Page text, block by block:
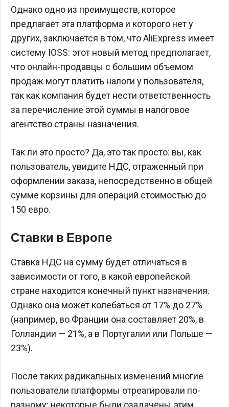
Однако одно из преимуществ, которое
предлагает эта платформа и которого нет у
других, заключается в том, что AliExpress имеет
систему IOSS: этот новый метод предполагает,
что онлайн-продавцы с большим объемом
продаж могут платить налоги у пользователя,
так как компания будет нести ответственность
за перечисление этой суммы в налоговое
агентство страны назначения.
Так ли это просто? Да, это так просто: вы, как
пользователь, увидите НДС, отраженный при
оформлении заказа, непосредственно в общей
сумме корзины для операций стоимостью до
150 евро.
Ставки в Европе
Ставка НДС на сумму будет отличаться в
зависимости от того, в какой европейской
стране находится конечный пункт назначения.
Однако она может колебаться от 17% до 27%
(например, во Франции она составляет 20%, в
Голландии — 21%, а в Португалии или Польше —
23%).
После таких радикальных изменений многие
пользователи платформы отреагировали по-
разному; некоторые были озадачены этим